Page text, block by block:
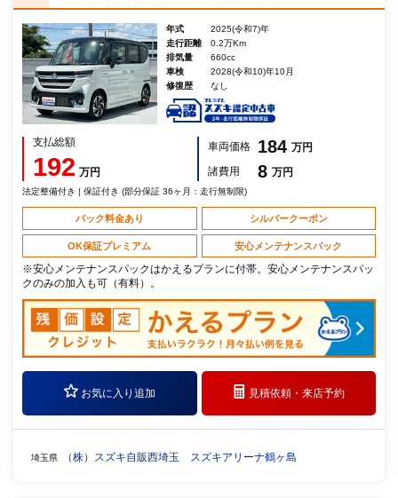
年式
2025(令和7)年
走行距離
0.2万Km
排気量
660cc
車検
2028(令和10)年10月
修復歴
なし
支払総額
192 万円
車両価格 184 万円
諸費用
8 万円
法定整備付き | 保証付き (部分保証 36ヶ月：走行無制限)
パック料金あり シルバークーポン
OK保証プレミアム 安心メンテナンスパック
※安心メンテナンスパックはかえるプランに付帯。安心メンテナンスパッ
クのみの加入も可（有料）。
お気に入り追加 見積依頼・来店予約
埼玉県 （株）スズキ自販西埼玉 スズキアリーナ鶴ヶ島